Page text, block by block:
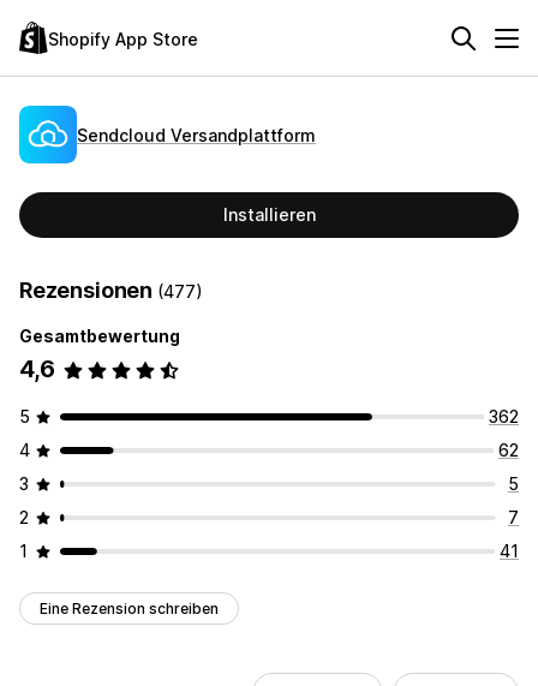
Shopify App Store
Sendcloud Versandplattform
Installieren
Rezensionen (477)
Gesamtbewertung
4,6
5
362
4
62
3
5
2
7
1
41
Eine Rezension schreiben